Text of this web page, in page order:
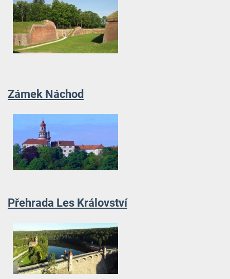
Zámek Náchod
Přehrada Les Království